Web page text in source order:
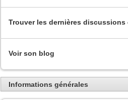
Trouver les dernières discussions
Voir son blog
Informations générales